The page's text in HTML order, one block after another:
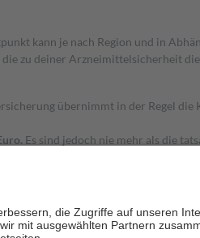
kann je nach Region und in
zu deiner Arzneimittelsicherheit
übernimmt in der Regel die
Es sind jedoch nie mehr als die
Zuzahlungen an bei: